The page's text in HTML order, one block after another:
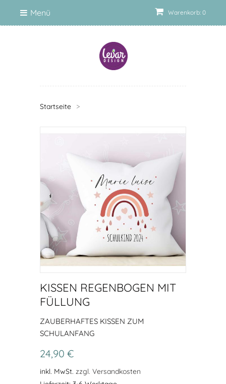
Warenkorb: 0
Menü
Startseite >
KISSEN REGENBOGEN MIT
FÜLLUNG
ZAUBERHAFTES KISSEN ZUM
SCHULANFANG
24,90 €
inkl. MwSt. zzgl. Versandkosten